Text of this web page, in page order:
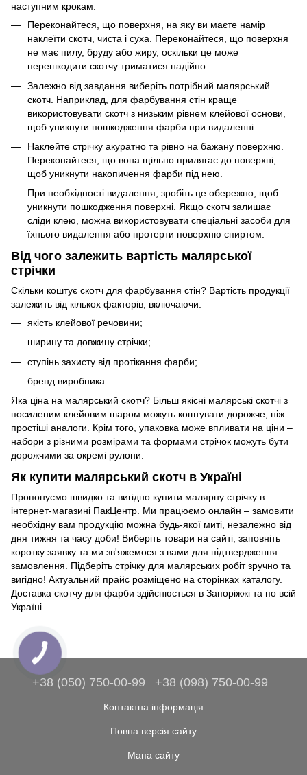
наступним крокам:
Переконайтеся, що поверхня, на яку ви маєте намір
наклеїти скотч, чиста і суха. Переконайтеся, що поверхня
не має пилу, бруду або жиру, оскільки це може
перешкодити скотчу триматися надійно.
Залежно від завдання виберіть потрібний малярський
скотч. Наприклад, для фарбування стін краще
використовувати скотч з низьким рівнем клейової основи,
щоб уникнути пошкодження фарби при видаленні.
Наклейте стрічку акуратно та рівно на бажану поверхню.
Переконайтеся, що вона щільно прилягає до поверхні,
щоб уникнути накопичення фарби під нею.
При необхідності видалення, зробіть це обережно, щоб
уникнути пошкодження поверхні. Якщо скотч залишає
сліди клею, можна використовувати спеціальні засоби для
їхнього видалення або протерти поверхню спиртом.
Від чого залежить вартість малярської
стрічки
Скільки коштує скотч для фарбування стін? Вартість продукції
залежить від кількох факторів, включаючи:
якість клейової речовини;
ширину та довжину стрічки;
ступінь захисту від протікання фарби;
бренд виробника.
Яка ціна на малярський скотч? Більш якісні малярські скотчі з
посиленим клейовим шаром можуть коштувати дорожче, ніж
простіші аналоги. Крім того, упаковка може впливати на ціни –
набори з різними розмірами та формами стрічок можуть бути
дорожчими за окремі рулони.
Як купити малярський скотч в Україні
Пропонуємо швидко та вигідно купити малярну стрічку в
інтернет-магазині ПакЦентр. Ми працюємо онлайн – замовити
необхідну вам продукцію можна будь-якої миті, незалежно від
дня тижня та часу доби! Виберіть товари на сайті, заповніть
коротку заявку та ми зв'яжемося з вами для підтвердження
замовлення. Підберіть стрічку для малярських робіт зручно та
вигідно! Актуальний прайс розміщено на сторінках каталогу.
Доставка скотчу для фарби здійснюється в Запоріжжі та по всій
Україні.
+38 (050) 750-00-99 +38 (098) 750-00-99
Контактна інформація
Повна версія сайту
Мапа сайту